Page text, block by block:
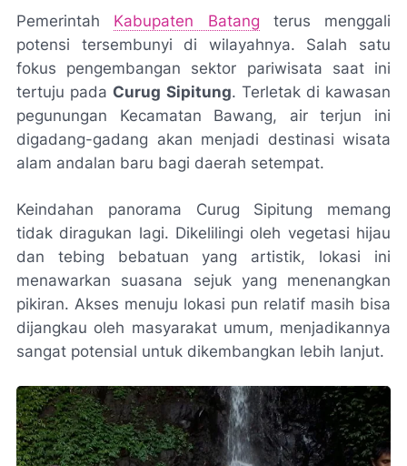
Pemerintah Kabupaten Batang terus menggali
potensi tersembunyi di wilayahnya. Salah satu
fokus pengembangan sektor pariwisata saat ini
tertuju pada Curug Sipitung. Terletak di kawasan
pegunungan Kecamatan Bawang, air terjun ini
digadang-gadang akan menjadi destinasi wisata
alam andalan baru bagi daerah setempat.
Keindahan panorama Curug Sipitung memang
tidak diragukan lagi. Dikelilingi oleh vegetasi hijau
dan tebing bebatuan yang artistik, lokasi ini
menawarkan suasana sejuk yang menenangkan
pikiran. Akses menuju lokasi pun relatif masih bisa
dijangkau oleh masyarakat umum, menjadikannya
sangat potensial untuk dikembangkan lebih lanjut.